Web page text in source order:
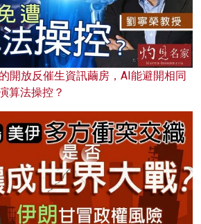
開放反催生資訊繭房，AI能避開相同
算法操控？